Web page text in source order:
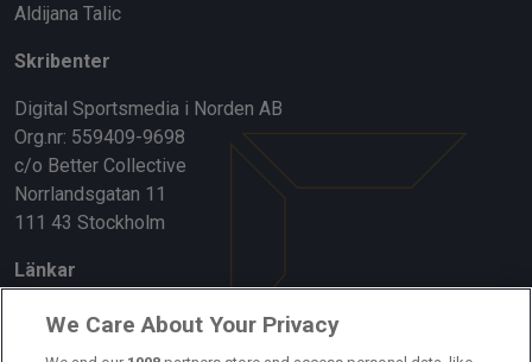
Aldijana Talic
Skribenter
Digital Sportsmedia i Norden AB
Org.nr: 559409-9698
c/o Better Collective
Norrlandsgatan 11
111 43 Stockholm
Länkar
Om oss
We Care About Your Privacy